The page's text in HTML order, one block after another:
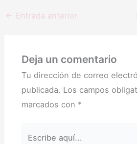
← Entrada anterior
Deja un comentario
Tu dirección de correo
publicada. Los campos
marcados con *